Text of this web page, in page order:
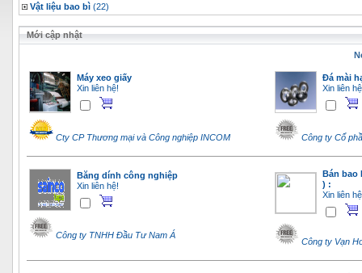
Vật liệu bao bì (22)
Mới cập nhật
Máy xeo giấy
Xin liên hệ!
Cty CP Thương mại và Công nghiệp INCOM
Đá mài
Xin liên
Công ty Cổ
Băng dính công nghiệp
Xin liên hệ!
Công ty TNHH Đầu Tư Nam Á
Bán bao
) :
Xin liên
Công ty Vạn